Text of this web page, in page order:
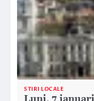
STIRI LOCALE